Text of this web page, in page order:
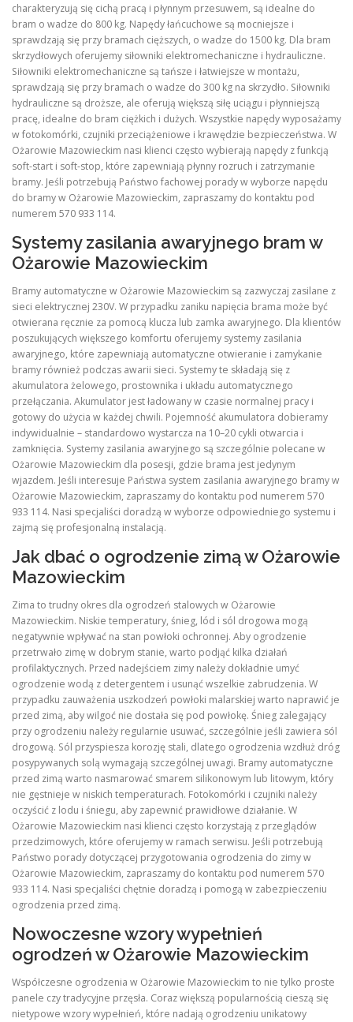
charakteryzują się cichą pracą i płynnym przesuwem, są idealne do
bram o wadze do 800 kg. Napędy łańcuchowe są mocniejsze i
sprawdzają się przy bramach cięższych, o wadze do 1500 kg. Dla bram
skrzydłowych oferujemy siłowniki elektromechaniczne i hydrauliczne.
Siłowniki elektromechaniczne są tańsze i łatwiejsze w montażu,
sprawdzają się przy bramach o wadze do 300 kg na skrzydło. Siłowniki
hydrauliczne są droższe, ale oferują większą siłę uciągu i płynniejszą
pracę, idealne do bram ciężkich i dużych. Wszystkie napędy wyposażamy
w fotokomórki, czujniki przeciążeniowe i krawędzie bezpieczeństwa. W
Ożarowie Mazowieckim nasi klienci często wybierają napędy z funkcją
soft-start i soft-stop, które zapewniają płynny rozruch i zatrzymanie
bramy. Jeśli potrzebują Państwo fachowej porady w wyborze napędu
do bramy w Ożarowie Mazowieckim, zapraszamy do kontaktu pod
numerem 570 933 114.
Systemy zasilania awaryjnego bram w
Ożarowie Mazowieckim
Bramy automatyczne w Ożarowie Mazowieckim są zazwyczaj zasilane z
sieci elektrycznej 230V. W przypadku zaniku napięcia brama może być
otwierana ręcznie za pomocą klucza lub zamka awaryjnego. Dla klientów
poszukujących większego komfortu oferujemy systemy zasilania
awaryjnego, które zapewniają automatyczne otwieranie i zamykanie
bramy również podczas awarii sieci. Systemy te składają się z
akumulatora żelowego, prostownika i układu automatycznego
przełączania. Akumulator jest ładowany w czasie normalnej pracy i
gotowy do użycia w każdej chwili. Pojemność akumulatora dobieramy
indywidualnie – standardowo wystarcza na 10–20 cykli otwarcia i
zamknięcia. Systemy zasilania awaryjnego są szczególnie polecane w
Ożarowie Mazowieckim dla posesji, gdzie brama jest jedynym
wjazdem. Jeśli interesuje Państwa system zasilania awaryjnego bramy w
Ożarowie Mazowieckim, zapraszamy do kontaktu pod numerem 570
933 114. Nasi specjaliści doradzą w wyborze odpowiedniego systemu i
zajmą się profesjonalną instalacją.
Jak dbać o ogrodzenie zimą w Ożarowie
Mazowieckim
Zima to trudny okres dla ogrodzeń stalowych w Ożarowie
Mazowieckim. Niskie temperatury, śnieg, lód i sól drogowa mogą
negatywnie wpływać na stan powłoki ochronnej. Aby ogrodzenie
przetrwało zimę w dobrym stanie, warto podjąć kilka działań
profilaktycznych. Przed nadejściem zimy należy dokładnie umyć
ogrodzenie wodą z detergentem i usunąć wszelkie zabrudzenia. W
przypadku zauważenia uszkodzeń powłoki malarskiej warto naprawić je
przed zimą, aby wilgoć nie dostała się pod powłokę. Śnieg zalegający
przy ogrodzeniu należy regularnie usuwać, szczególnie jeśli zawiera sól
drogową. Sól przyspiesza korozję stali, dlatego ogrodzenia wzdłuż dróg
posypywanych solą wymagają szczególnej uwagi. Bramy automatyczne
przed zimą warto nasmarować smarem silikonowym lub litowym, który
nie gęstnieje w niskich temperaturach. Fotokomórki i czujniki należy
oczyścić z lodu i śniegu, aby zapewnić prawidłowe działanie. W
Ożarowie Mazowieckim nasi klienci często korzystają z przeglądów
przedzimowych, które oferujemy w ramach serwisu. Jeśli potrzebują
Państwo porady dotyczącej przygotowania ogrodzenia do zimy w
Ożarowie Mazowieckim, zapraszamy do kontaktu pod numerem 570
933 114. Nasi specjaliści chętnie doradzą i pomogą w zabezpieczeniu
ogrodzenia przed zimą.
Nowoczesne wzory wypełnień
ogrodzeń w Ożarowie Mazowieckim
Współczesne ogrodzenia w Ożarowie Mazowieckim to nie tylko proste
panele czy tradycyjne przęsła. Coraz większą popularnością cieszą się
nietypowe wzory wypełnień, które nadają ogrodzeniu unikatowy